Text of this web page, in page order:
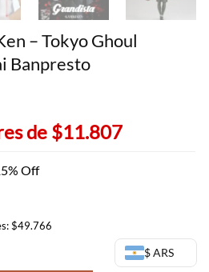
– Tokyo Ghoul
Banpresto
de $11.807
Off
$49.766
$ ARS
Ghoul Grandista - Bandai Banpresto